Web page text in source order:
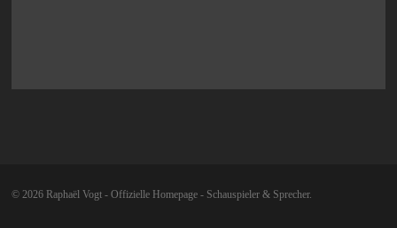
© 2026 Raphaël Vogt - Offizielle Homepage - Schauspieler & Sprecher.